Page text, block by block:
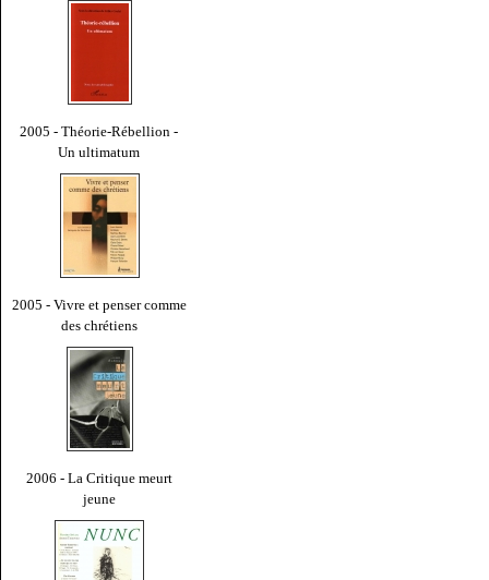
2005 - Théorie-Rébellion -
Un ultimatum
2005 - Vivre et penser comme
des chrétiens
2006 - La Critique meurt
jeune